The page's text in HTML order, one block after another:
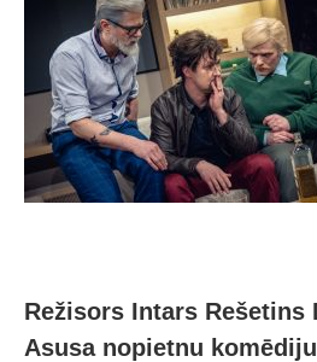
Režisors Intars Rešetins
Asusa nopietnu